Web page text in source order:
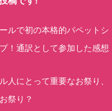
ルで初の本格的パペットシ
！通訳として参加した感想
人にとって重要なお祭り、
祭り？